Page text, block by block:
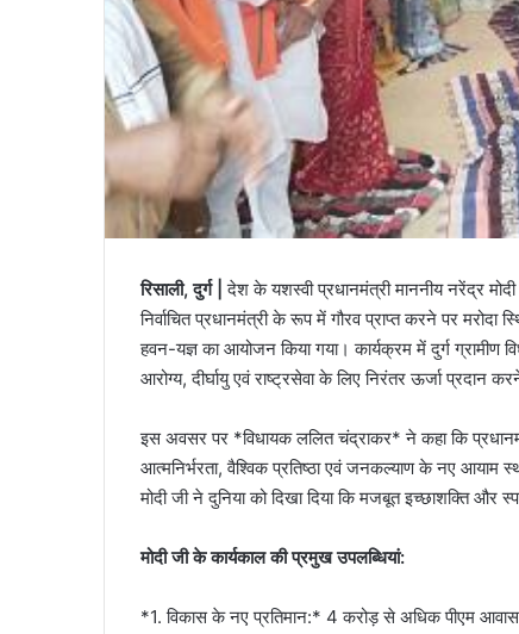
रिसाली, दुर्ग | देश के यशस्वी प्रधानमंत्री माननीय नरेंद्र
निर्वाचित प्रधानमंत्री के रूप में गौरव प्राप्त करने पर मरोदा
हवन-यज्ञ का आयोजन किया गया। कार्यक्रम में दुर्ग ग्रामीण
आरोग्य, दीर्घायु एवं राष्ट्रसेवा के लिए निरंतर ऊर्जा प्रदान
इस अवसर पर *विधायक ललित चंद्राकर* ने कहा कि
आत्मनिर्भरता, वैश्विक प्रतिष्ठा एवं जनकल्याण के नए आयाम
मोदी जी ने दुनिया को दिखा दिया कि मजबूत इच्छाशक्ति और
मोदी जी के कार्यकाल की प्रमुख उपलब्धियां:
*1. विकास के नए प्रतिमान:* 4 करोड़ से अधिक पीएम